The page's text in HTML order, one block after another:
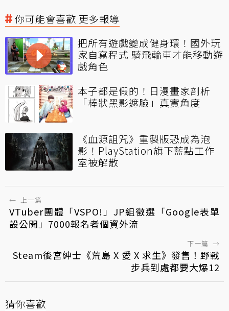
你可能會喜歡 更多報導
把所有遊戲變成健身環！國外玩
家自寫程式 騎飛輪車才能移動遊
戲角色
本子都是假的！日漫畫家剖析
「棒狀黑影遮臉」真實角度
《血源詛咒》重製版恐成為泡
影！PlayStation旗下藍點工作
室被解散
← 上一篇
VTuber團體「VSPO!」JP組徵選「Google表單
設公開」7000報名者個資外流
下一篇 →
Steam後宮紳士《荒島 X 愛 X 求生》發售！野戰
步兵到處都要大爆12
猜你喜歡